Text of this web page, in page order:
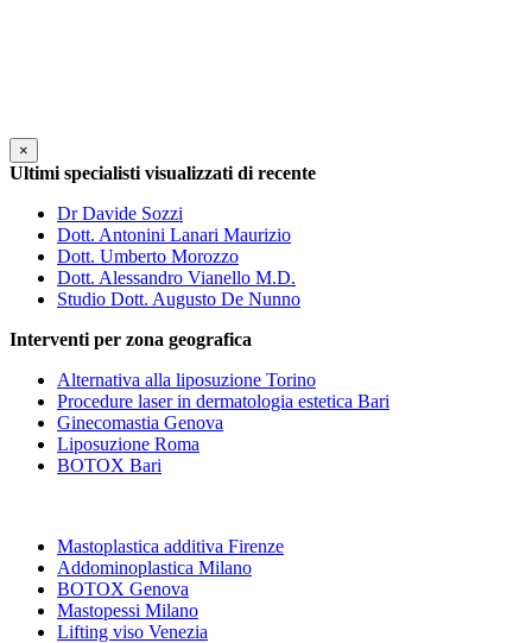
×
Ultimi specialisti visualizzati di recente
Dr Davide Sozzi
Dott. Antonini Lanari Maurizio
Dott. Umberto Morozzo
Dott. Alessandro Vianello M.D.
Studio Dott. Augusto De Nunno
Interventi per zona geografica
Alternativa alla liposuzione Torino
Procedure laser in dermatologia estetica Bari
Ginecomastia Genova
Liposuzione Roma
BOTOX Bari
Mastoplastica additiva Firenze
Addominoplastica Milano
BOTOX Genova
Mastopessi Milano
Lifting viso Venezia